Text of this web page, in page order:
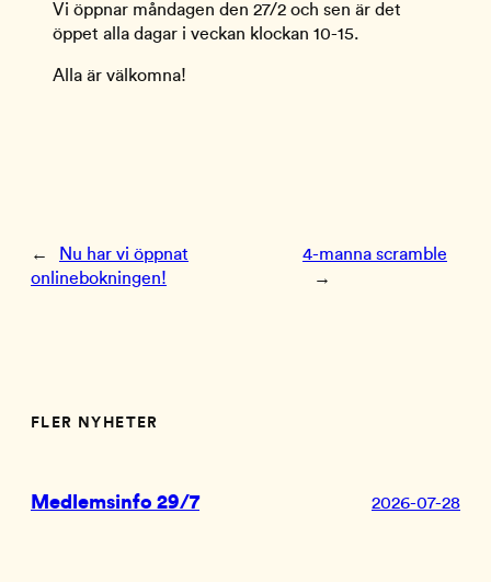
Vi öppnar måndagen den 27/2 och sen är det
öppet alla dagar i veckan klockan 10-15.
Alla är välkomna!
←
Nu har vi öppnat
onlinebokningen!
4-manna scramble
→
FLER NYHETER
Medlemsinfo 29/7 2026-07-28